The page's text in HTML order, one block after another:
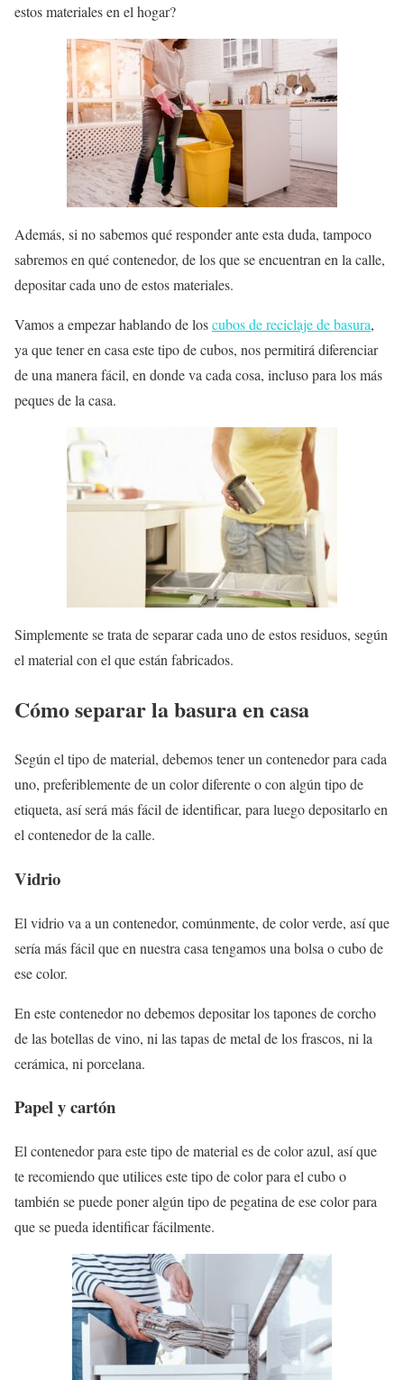
estos materiales en el hogar?
Además, si no sabemos qué responder ante esta duda, tampoco
sabremos en qué contenedor, de los que se encuentran en la calle,
depositar cada uno de estos materiales.
Vamos a empezar hablando de loscubos de reciclaje de basura,
ya que tener en casa este tipo de cubos, nos permitirá diferenciar
de una manera fácil, en donde va cada cosa, incluso para los más
peques de la casa.
Simplemente se trata de separar cada uno de estos residuos, según
el material con el que están fabricados.
Cómo separar la basura en casa
Según el tipo de material, debemos tener un contenedor para cada
uno, preferiblemente de un color diferente o con algún tipo de
etiqueta, así será más fácil de identificar, para luego depositarlo en
el contenedor de la calle.
Vidrio
El vidrio va a un contenedor, comúnmente, de color verde, así que
sería más fácil que en nuestra casa tengamos una bolsa o cubo de
ese color.
En este contenedor no debemos depositar los tapones de corcho
de las botellas de vino, ni las tapas de metal de los frascos, ni la
cerámica, ni porcelana.
Papel y cartón
El contenedor para este tipo de material es de color azul, así que
te recomiendo que utilices este tipo de color para el cubo o
también se puede poner algún tipo de pegatina de ese color para
que se pueda identificar fácilmente.